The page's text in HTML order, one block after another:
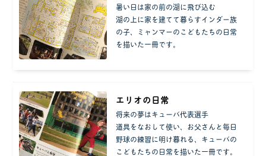
暑い日は家の前の湖に飛び込む
湖の上に家を建てて暮らすインダー族
の子、ミャンマーのこどもたちの日常
を描いた一冊です。
エリオの日常
将来の夢はキューバ代表選手
道具をなおして使い、お父さんと毎日
野球の練習に明け暮れる、キューバの
こどもたちの日常を描いた一冊です。